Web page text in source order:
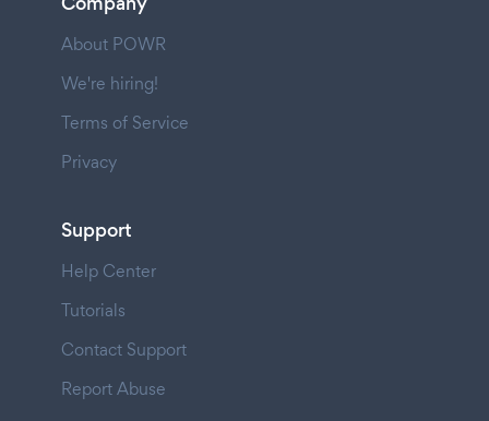
About POWR
We're hiring!
Terms of Service
Privacy
Support
Help Center
Tutorials
Contact Support
Report Abuse